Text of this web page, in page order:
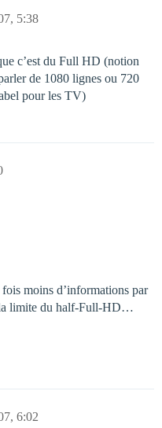
5:38
c’est du Full HD (notion
de 1080 lignes ou 720
pour les TV)
moins d’informations par
la limite du half-Full-HD…
6:02